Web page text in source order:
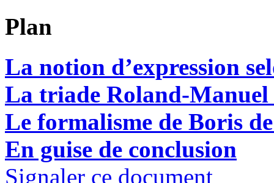
Plan
La notion d’expression
La triade Roland-
Le formalisme de
En guise de conclusion
Signaler ce document